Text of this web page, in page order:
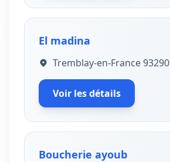
El madina
Tremblay-en-France 93290
Voir les détails
Boucherie ayoub